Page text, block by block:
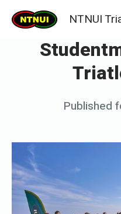
Skip
NTNUI
Posted
Published